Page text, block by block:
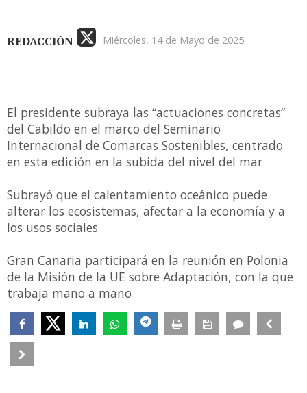
REDACCIÓN Miércoles, 14 de Mayo de 2025
El presidente subraya las “actuaciones concretas”
del Cabildo en el marco del Seminario
Internacional de Comarcas Sostenibles, centrado
en esta edición en la subida del nivel del mar
Subrayó que el calentamiento oceánico puede
alterar los ecosistemas, afectar a la economía y a
los usos sociales
Gran Canaria participará en la reunión en Polonia
de la Misión de la UE sobre Adaptación, con la que
trabaja mano a mano